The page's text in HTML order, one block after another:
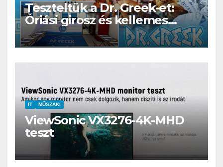
Teszteltük a Dr. Greek-et:
Óriási girosz és kellemes
kerthelyiség Csepel szívében
IT MŰSZAKI
ViewSonic VX3276-4K-MHD
teszt